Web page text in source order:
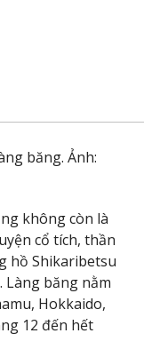
băng. Ảnh:
không còn là
cổ tích, thần
hồ Shikaribetsu
băng nằm
Hokkaido,
12 đến hết